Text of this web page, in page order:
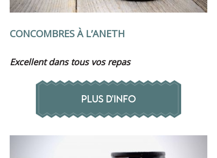
CONCOMBRES À L’ANETH
Excellent dans tous vos repas
PLUS D'INFO